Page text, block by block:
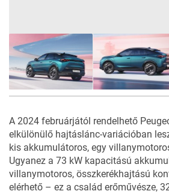
A 2024 februárjától rendelhető
elkülönülő hajtáslánc-variációban
kis akkumulátoros, egy
Ugyanez a 73 kW kapacitású
villanymotoros, összkerékhajtású
elérhető – ez a család erőművésze,